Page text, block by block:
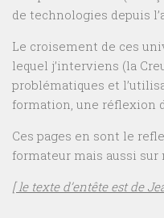
de technologies depuis
Le croisement de ces
lequel j’interviens (la
problématiques et
formation, une réflexion
Ces pages en sont le
formateur mais aussi sur
[ le texte d’entête est de